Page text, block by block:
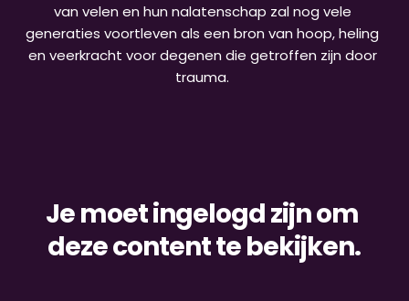
van velen en hun nalatenschap zal nog vele
generaties voortleven als een bron van hoop, heling
en veerkracht voor degenen die getroffen zijn door
trauma.
Je moet ingelogd zijn om
deze content te bekijken.